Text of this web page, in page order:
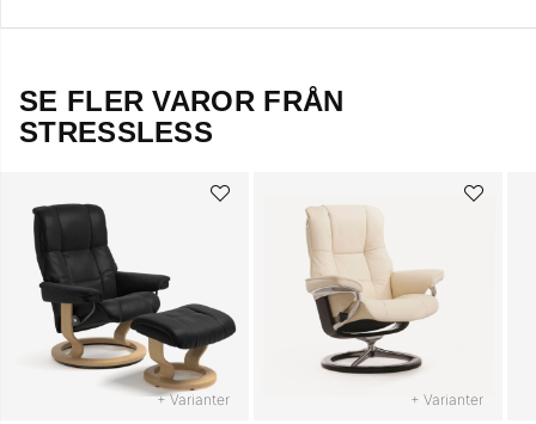
SE FLER VAROR FRÅN
STRESSLESS
+ Varianter + Varianter